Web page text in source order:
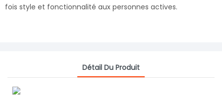
fois style et fonctionnalité aux personnes actives.
Détail Du Produit